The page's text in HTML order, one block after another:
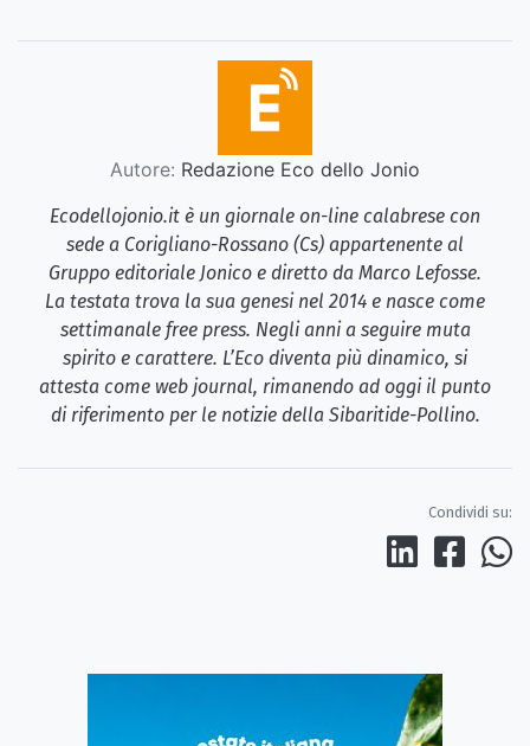
Autore: Redazione Eco dello Jonio
Ecodellojonio.it è un giornale on-line calabrese con
sede a Corigliano-Rossano (Cs) appartenente al
Gruppo editoriale Jonico e diretto da Marco Lefosse.
La testata trova la sua genesi nel 2014 e nasce come
settimanale free press. Negli anni a seguire muta
spirito e carattere. L’Eco diventa più dinamico, si
attesta come web journal, rimanendo ad oggi il punto
di riferimento per le notizie della Sibaritide-Pollino.
Condividi su: